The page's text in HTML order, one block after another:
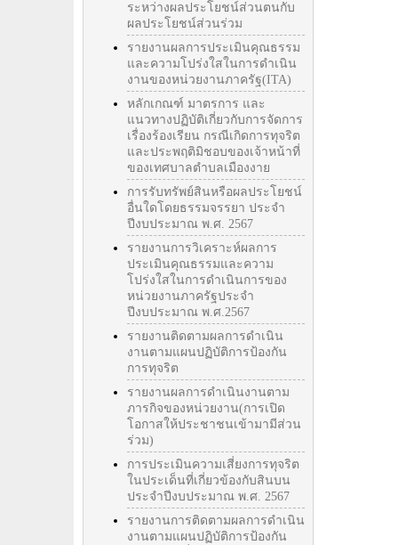
ระหว่างผลประโยชน์ส่วนตนกับ
ผลประโยชน์ส่วนร่วม
รายงานผลการประเมินคุณธรรม
และความโปร่งใสในการดำเนิน
งานของหน่วยงานภาครัฐ(ITA)
หลักเกณฑ์ มาตรการ และ
แนวทางปฏิบัติเกี่ยวกับการจัดการ
เรื่องร้องเรียน กรณีเกิดการทุจริต
และประพฤติมิชอบของเจ้าหน้าที่
ของเทศบาลตำบลเมืองงาย
การรับทรัพย์สินหรือผลประโยชน์
อื่นใดโดยธรรมจรรยา ประจำ
ปีงบประมาณ พ.ศ. 2567
รายงานการวิเคราะห์ผลการ
ประเมินคุณธรรมและความ
โปร่งใสในการดำเนินการของ
หน่วยงานภาครัฐประจำ
ปีงบประมาณ พ.ศ.2567
รายงานติดตามผลการดำเนิน
งานตามแผนปฏิบัติการป้องกัน
การทุจริต
รายงานผลการดำเนินงานตาม
ภารกิจของหน่วยงาน(การเปิด
โอกาสให้ประชาชนเข้ามามีส่วน
ร่วม)
การประเมินความเสี่ยงการทุจริต
ในประเด็นที่เกี่ยวข้องกับสินบน
ประจำปีงบประมาณ พ.ศ. 2567
รายงานการติดตามผลการดำเนิน
งานตามแผนปฏิบัติการป้องกัน